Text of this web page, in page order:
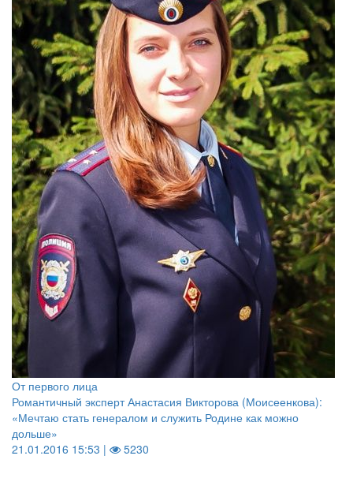
От первого лица
Романтичный эксперт Анастасия Викторова (Моисеенкова):
«Мечтаю стать генералом и служить Родине как можно
дольше»
21.01.2016 15:53 |
5230